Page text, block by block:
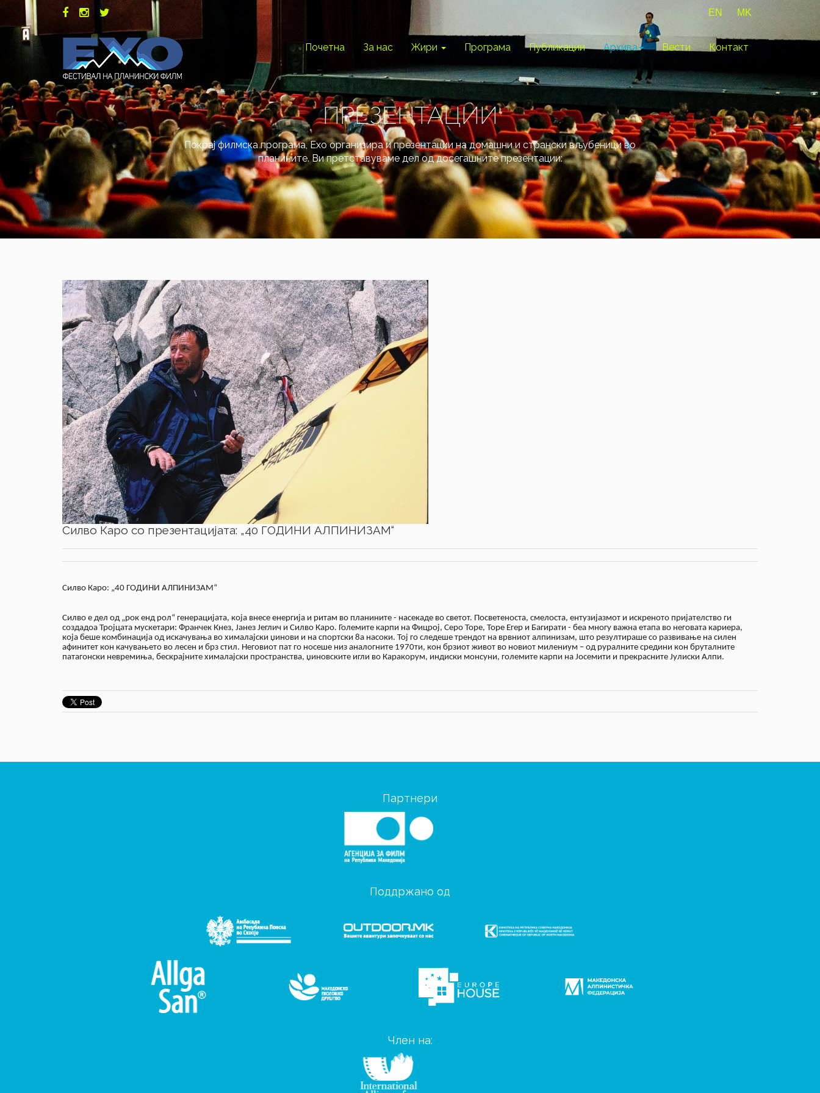
EN MK
Почетна За нас Жири Програма Публикации Архива Вести Контакт
ПРЕЗЕНТАЦИИ
Покрај филмска програма, Ехо организира и презентации на домашни и странски вљубеници во
планините. Ви претставуваме дел од досегашните презентации:
Силво Каро со презентацијата: „40 ГОДИНИ АЛПИНИЗАМ“
Силво Каро: „40 ГОДИНИ АЛПИНИЗАМ“
Силво е дел од „рок енд рол“ генерацијата, која внесе енергија и ритам во планините - насекаде во светот. Посветеноста, смелоста, ентузијазмот и искреното пријателство ги
создадоа Тројцата мускетари: Франчек Кнез, Јанез Јеглич и Силво Каро. Големите карпи на Фицрој, Серо Торе, Торе Егер и Багирати - беа многу важна етапа во неговата кариера,
која беше комбинација од искачувања во хималајски џинови и на спортски 8а насоки. Тој го следеше трендот на врвниот алпинизам, што резултираше со развивање на силен
афинитет кон качувањето во лесен и брз стил. Неговиот пат го носеше низ аналогните 1970ти, кон брзиот живот во новиот милениум – од руралните средини кон бруталните
патагонски невремиња, бескрајните хималајски пространства, џиновските игли во Каракорум, индиски монсуни, големите карпи на Јосемити и прекрасните Јулиски Алпи.
Партнери
Поддржано од
Член на: